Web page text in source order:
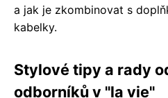
a jak je zkombinovat s
kabelky.
Stylové tipy a rady
odborníků v "la vie"